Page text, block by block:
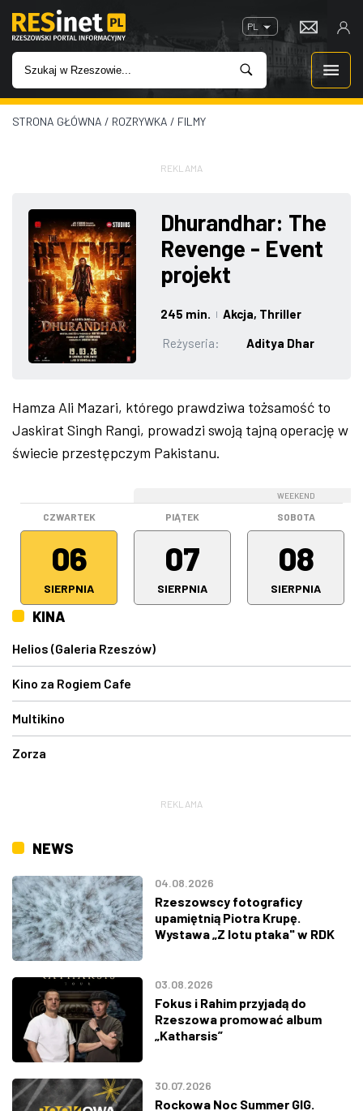
PL
WIADOMOŚCI
IMPREZY
ROZRYWKA
W KINACH
GASTRONOMIA
W RZESZOWIE
STRONA GŁÓWNA / ROZRYWKA / FILMY
REKLAMA
Dhurandhar: The
Revenge - Event
projekt
245 min. | Akcja, Thriller
Reżyseria:
Aditya Dhar
Hamza Ali Mazari, którego prawdziwa tożsamość to
Jaskirat Singh Rangi, prowadzi swoją tajną operację w
świecie przestępczym Pakistanu.
CZWARTEK
06
SIERPNIA
PIĄTEK
07
SIERPNIA
WEEKEND
SOBOTA
08
SIERPNIA
KINA
Helios (Galeria Rzeszów)
Kino za Rogiem Cafe
Multikino
Zorza
REKLAMA
NEWS
04.08.2026
Rzeszowscy fotograficy
upamiętnią Piotra Krupę.
Wystawa „Z lotu ptaka" w RDK
03.08.2026
Fokus i Rahim przyjadą do
Rzeszowa promować album
„Katharsis”
30.07.2026
Rockowa Noc Summer GIG.